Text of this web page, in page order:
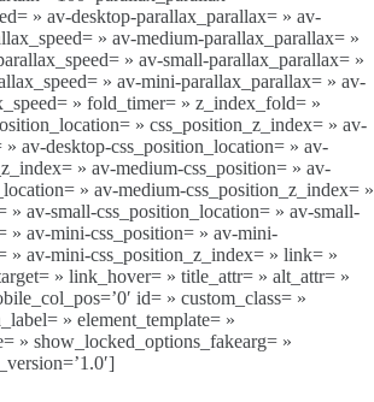
» av-desktop-parallax_parallax= » av-
» av-medium-parallax_parallax= »
» av-small-parallax_parallax= »
» av-mini-parallax_parallax= » av-
» fold_timer= » z_index_fold= »
» css_position_z_index= » av-
» av-desktop-css_position_location= » av-
» av-medium-css_position= » av-
» av-medium-css_position_z_index= »
» av-small-css_position_location= » av-small-
» av-mini-css_position= » av-mini-
» av-mini-css_position_z_index= » link= »
» link_hover= » title_attr= » alt_attr= »
id= » custom_class= »
» element_template= »
» show_locked_options_fakearg= »